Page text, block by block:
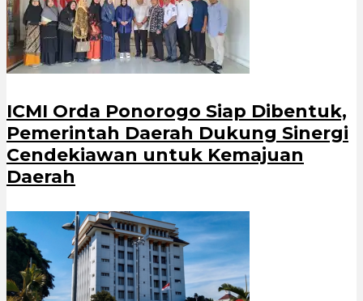
ICMI Orda Ponorogo Siap Dibentuk,
Pemerintah Daerah Dukung Sinergi
Cendekiawan untuk Kemajuan
Daerah